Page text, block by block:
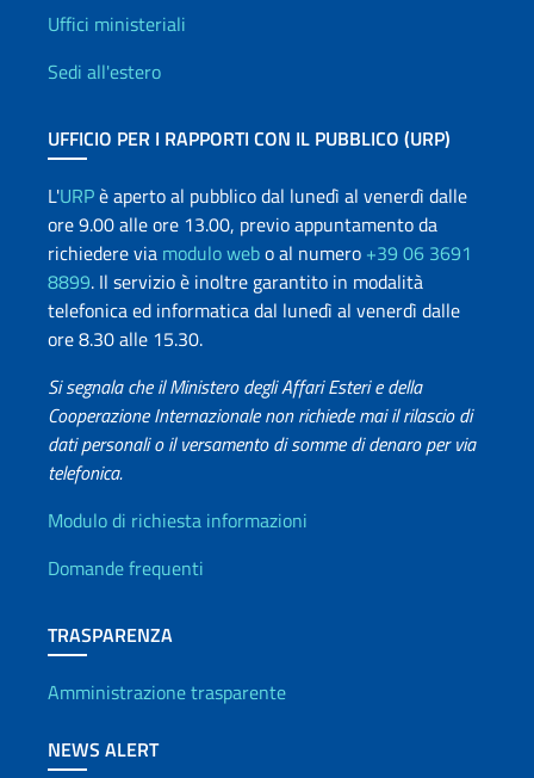
Uffici e Rete diplomatica
Uffici ministeriali
Sedi all'estero
UFFICIO PER I RAPPORTI CON IL PUBBLICO (URP)
L'URPè aperto al pubblico dal lunedì al venerdì dalle
ore 9.00 alle ore 13.00, previo appuntamento da
richiedere via modulo webo al numero +39 06 3691
8899. Il servizio è inoltre garantito in modalità
telefonica ed informatica dal lunedì al venerdì dalle
ore 8.30 alle 15.30.
Si segnala che il Ministero degli Affari Esteri e della
Cooperazione Internazionale non richiede mai il rilascio di
dati personali o il versamento di somme di denaro per via
telefonica.
Info utili
Modulo di richiesta informazioni
Domande frequenti
TRASPARENZA
Amministrazione trasparente
NEWS ALERT